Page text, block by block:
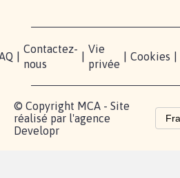
Contactez-
nous
Vie
privée
Cookies
© Copyright MCA - Site
réalisé par l'agence
Developr